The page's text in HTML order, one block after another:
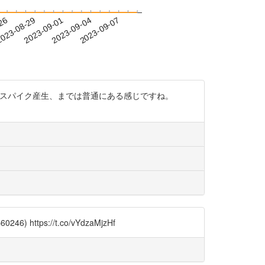
08-29
2023-09-012023-09-042023-09-07
イク産生、までは普通にある感じですね。
https://t.co/vYdzaMjzHf